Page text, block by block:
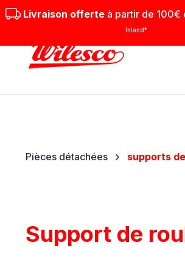
au contenu principal
Passer à la recherche
Passer à la navigation principale
Livraison offerte à partir de 100€
Inland*
Pièces détachées supports
Support de